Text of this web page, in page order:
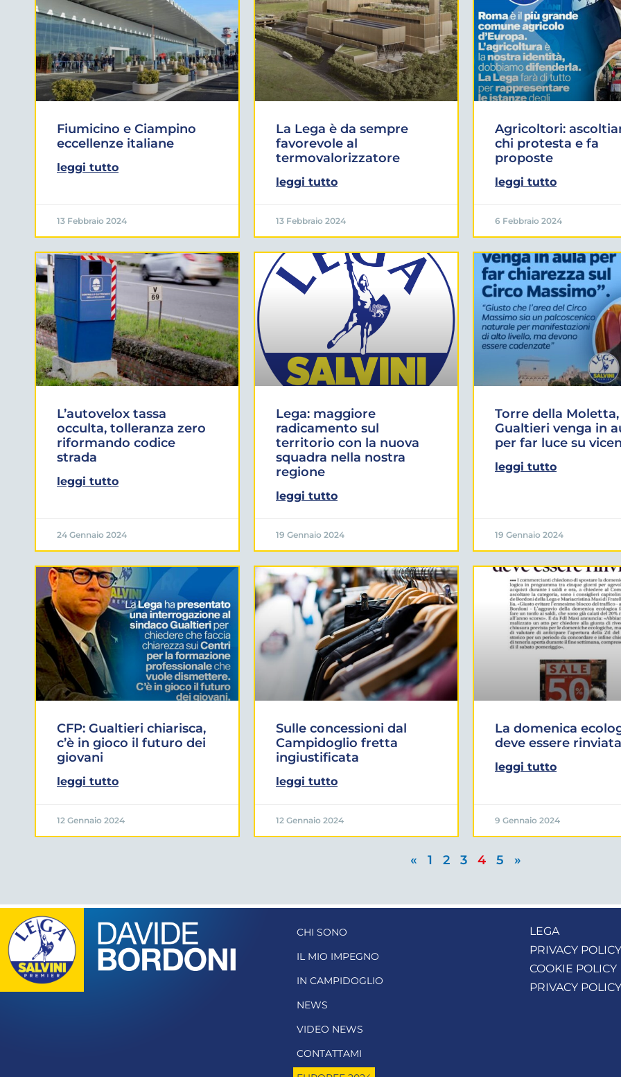
Fiumicino e Ciampino
eccellenze italiane
leggi tutto
13 Febbraio 2024
La Lega è da sempre
favorevole al
termovalorizzatore
leggi tutto
13 Febbraio 2024
Agricoltori:
chi protesta e fa
proposte
leggi tutto
6 Febbraio 2024
L’autovelox tassa
occulta, tolleranza zero
riformando codice
strada
leggi tutto
24 Gennaio 2024
Lega: maggiore
radicamento sul
territorio con la nuova
squadra nella nostra
regione
leggi tutto
19 Gennaio 2024
Torre della Moletta,
Gualtieri venga in
per far luce su
leggi tutto
19 Gennaio 2024
CFP: Gualtieri chiarisca,
c’è in gioco il futuro dei
giovani
leggi tutto
12 Gennaio 2024
Sulle concessioni dal
Campidoglio fretta
ingiustificata
leggi tutto
12 Gennaio 2024
La domenica
deve essere rinviata
leggi tutto
9 Gennaio 2024
« 1 2 3 4 5 »
CHI SONO
IL MIO IMPEGNO
IN CAMPIDOGLIO
NEWS
VIDEO NEWS
CONTATTAMI
LEGA
PRIVACY
COOKIE POLICY
PRIVACY